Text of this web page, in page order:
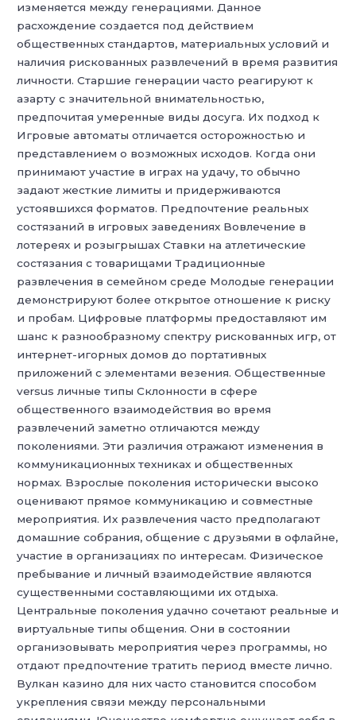
изменяется между генерациями. Данное
расхождение создается под действием
общественных стандартов, материальных условий и
наличия рискованных развлечений в время развития
личности. Старшие генерации часто реагируют к
азарту с значительной внимательностью,
предпочитая умеренные виды досуга. Их подход к
Игровые автоматы отличается осторожностью и
представлением о возможных исходов. Когда они
принимают участие в играх на удачу, то обычно
задают жесткие лимиты и придерживаются
устоявшихся форматов. Предпочтение реальных
состязаний в игровых заведениях Вовлечение в
лотереях и розыгрышах Ставки на атлетические
состязания с товарищами Традиционные
развлечения в семейном среде Молодые генерации
демонстрируют более открытое отношение к риску
и пробам. Цифровые платформы предоставляют им
шанс к разнообразному спектру рискованных игр, от
интернет-игорных домов до портативных
приложений с элементами везения. Общественные
versus личные типы Склонности в сфере
общественного взаимодействия во время
развлечений заметно отличаются между
поколениями. Эти различия отражают изменения в
коммуникационных техниках и общественных
нормах. Взрослые поколения исторически высоко
оценивают прямое коммуникацию и совместные
мероприятия. Их развлечения часто предполагают
домашние собрания, общение с друзьями в офлайне,
участие в организациях по интересам. Физическое
пребывание и личный взаимодействие являются
существенными составляющими их отдыха.
Центральные поколения удачно сочетают реальные и
виртуальные типы общения. Они в состоянии
организовывать мероприятия через программы, но
отдают предпочтение тратить период вместе лично.
Вулкан казино для них часто становится способом
укрепления связи между персональными